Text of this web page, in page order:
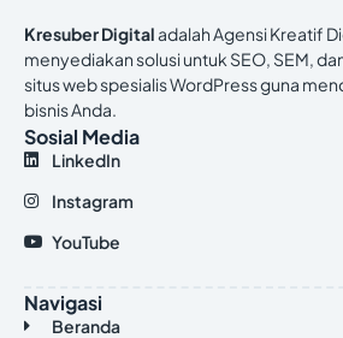
Kresuber Digitaladalah Agensi Kreatif
menyediakan solusi untuk SEO, SEM,
situs web spesialis WordPress guna
bisnis Anda.
Sosial Media
LinkedIn
Instagram
YouTube
Navigasi
Beranda